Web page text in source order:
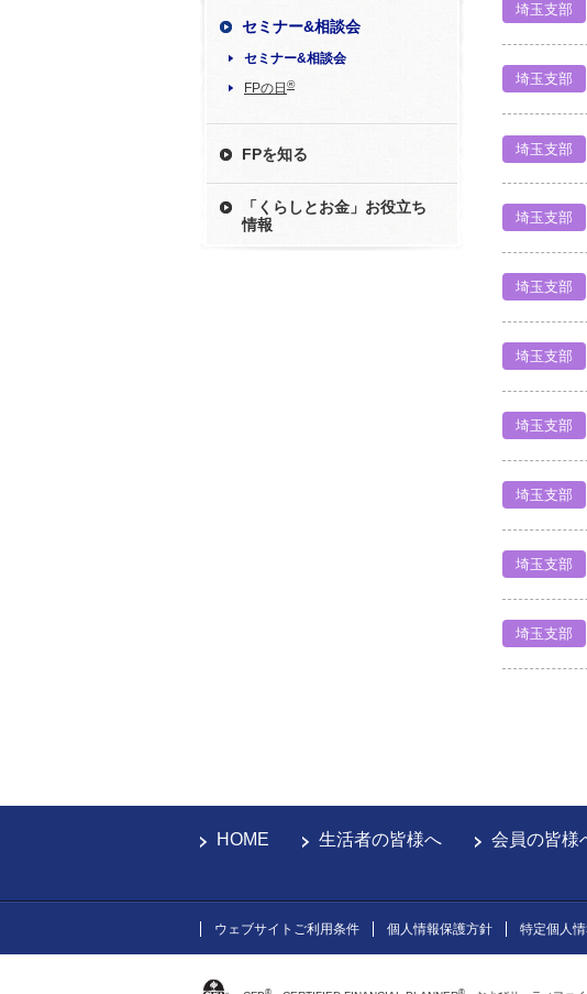
セミナー&相談会
セミナー&相談会
FPの日 ®
FPを知る
「くらしとお金」お役立ち
情報
埼玉支部
埼玉支部
埼玉支部
埼玉支部
埼玉支部
埼玉支部
埼玉支部
埼玉支部
埼玉支部
埼玉支部
HOME 生活者の皆様へ 会員の皆様
ウェブサイトご利用条件 個人情報保護方針 特定個人
® ®